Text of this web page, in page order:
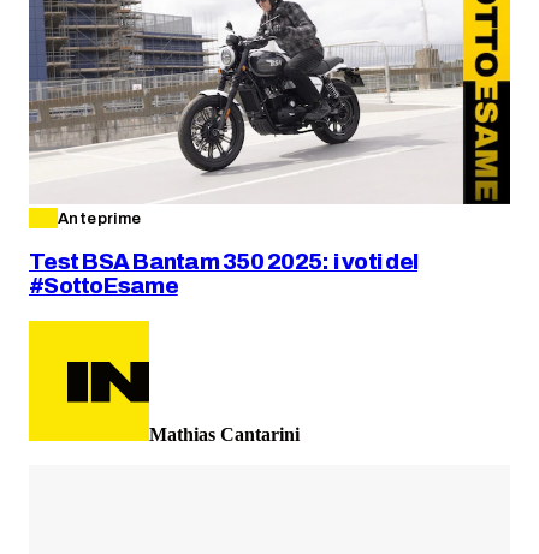
Anteprime
Test BSA Bantam 350 2025: i voti del
#SottoEsame
Mathias Cantarini